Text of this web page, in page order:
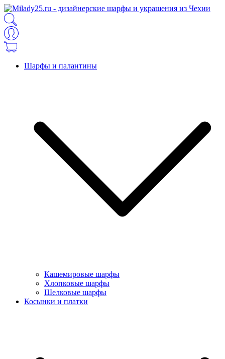
Шарфы и палантины
Кашемировые шарфы
Хлопковые шарфы
Шелковые шарфы
Косынки и платки